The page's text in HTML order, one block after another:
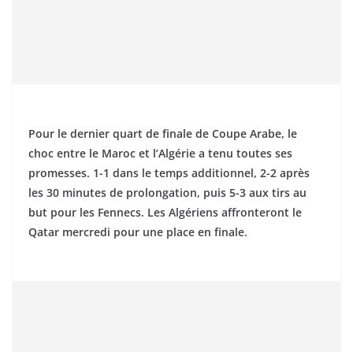
Pour le dernier quart de finale de Coupe Arabe, le
choc entre le Maroc et l’Algérie a tenu toutes ses
promesses. 1-1 dans le temps additionnel, 2-2 après
les 30 minutes de prolongation, puis 5-3 aux tirs au
but pour les Fennecs. Les Algériens affronteront le
Qatar mercredi pour une place en finale.